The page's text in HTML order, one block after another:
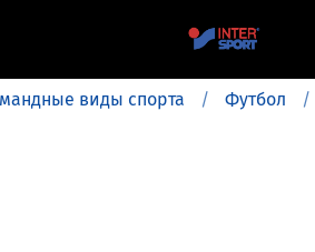
виды спорта Футбол